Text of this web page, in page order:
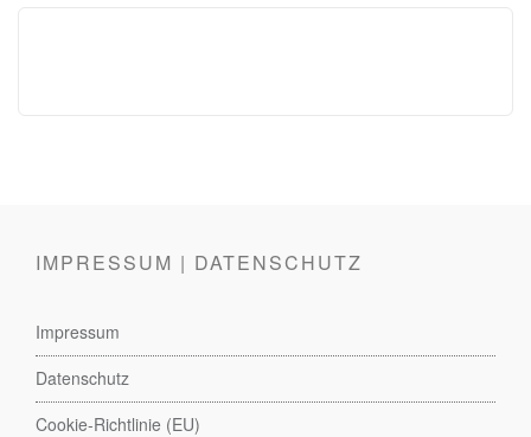
IMPRESSUM | DATENSCHUTZ
Impressum
Datenschutz
Cookie-Richtlinie (EU)